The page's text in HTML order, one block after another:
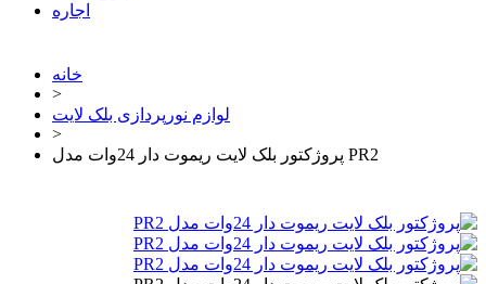
اجاره
خانه
>
لوازم نورپردازی بلک لایت
>
پروژکتور بلک لایت ریموت دار 24وات مدل PR2